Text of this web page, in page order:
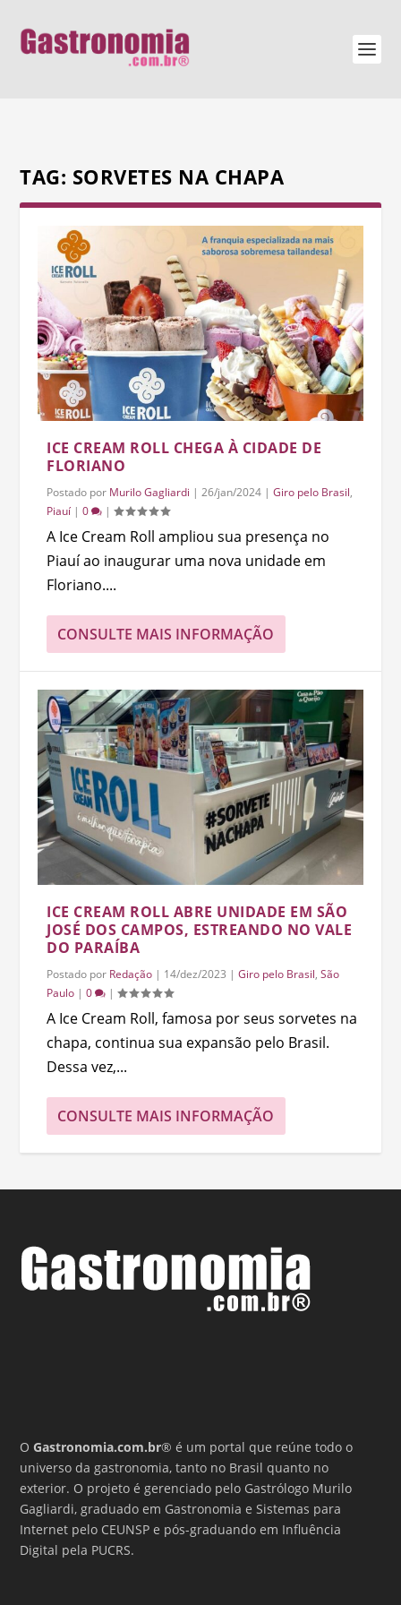
TAG: SORVETES NA CHAPA
ICE CREAM ROLL CHEGA À CIDADE DE
FLORIANO
Postado por Murilo Gagliardi |26/jan/2024 |Giro pelo Brasil,
Piauí |0 |
A Ice Cream Roll ampliou sua presença no
Piauí ao inaugurar uma nova unidade em
Floriano....
CONSULTE MAIS INFORMAÇÃO
ICE CREAM ROLL ABRE UNIDADE EM SÃO
JOSÉ DOS CAMPOS, ESTREANDO NO VALE
DO PARAÍBA
Postado por Redação | 14/dez/2023 |Giro pelo Brasil,São
Paulo |0 |
A Ice Cream Roll, famosa por seus sorvetes na
chapa, continua sua expansão pelo Brasil.
Dessa vez,...
CONSULTE MAIS INFORMAÇÃO
OGastronomia.com.br® é um portal que reúne todo o
universo da gastronomia, tanto no Brasil quanto no
exterior. O projeto é gerenciado pelo Gastrólogo Murilo
Gagliardi, graduado em Gastronomia e Sistemas para
Internet pelo CEUNSP e pós-graduando em Influência
Digital pela PUCRS.